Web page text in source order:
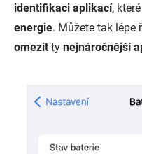
identifikaci aplikací, které
energie. Můžete tak lépe
omezit ty nejnáročnější